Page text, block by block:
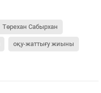
Төрехан Сабырхан
оқу-жаттығу жиыны